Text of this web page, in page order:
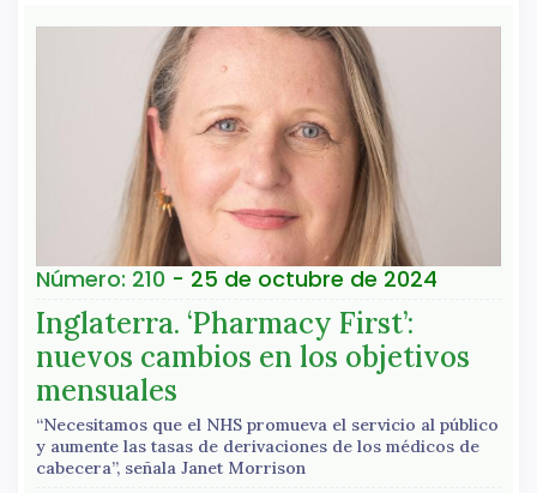
Número: 210 - 25 de octubre de 2024
Inglaterra. ‘Pharmacy First’:
nuevos cambios en los objetivos
mensuales
“Necesitamos que el NHS promueva el servicio al público
y aumente las tasas de derivaciones de los médicos de
cabecera”, señala Janet Morrison